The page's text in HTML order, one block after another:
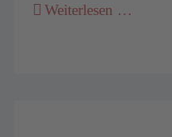
Weiterlesen …